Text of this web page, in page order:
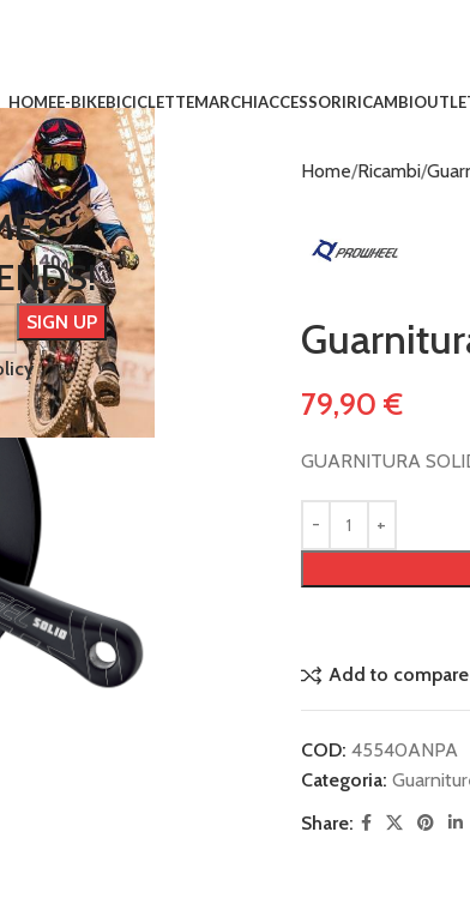
HOMEE-BIKEBICICLETTEMARCHIACCESSORIRICAMBI
Home Ricambi
79,90 €
GUARNITURA
Add to compare
COD: 45540ANPA
Categoria:
Share: